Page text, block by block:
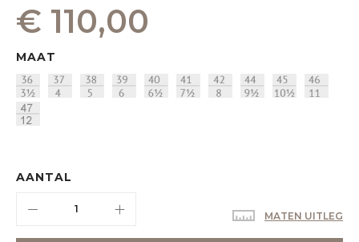
€ 110,00
MAAT
AANTAL
MATEN UITLEG